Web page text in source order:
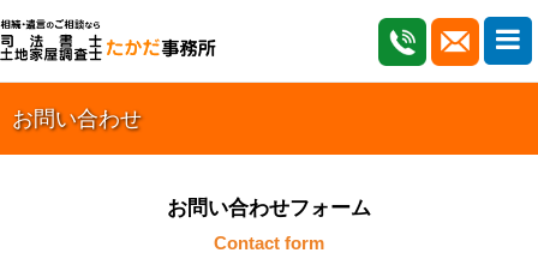
お問い合わせ
お問い合わせフォーム
Contact form